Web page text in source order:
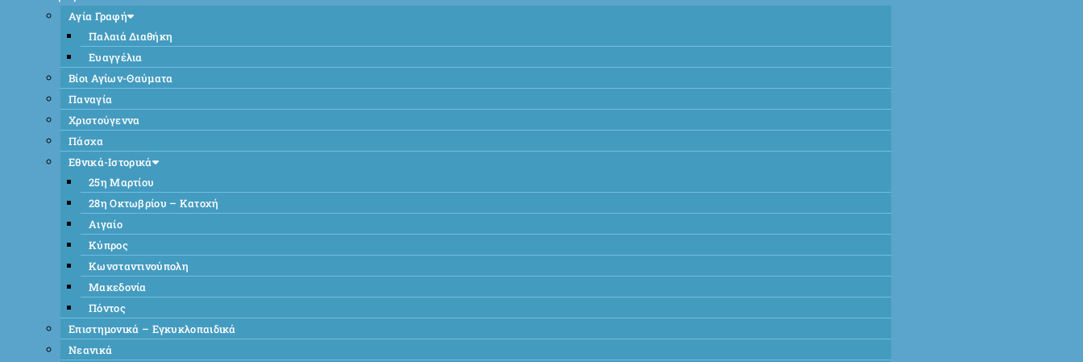
Αγία Γραφή
Παλαιά Διαθήκη
Ευαγγέλια
Βίοι Αγίων-Θαύματα
Παναγία
Χριστούγεννα
Πάσχα
Εθνικά-Ιστορικά
25η Μαρτίου
28η Οκτωβρίου – Κατοχή
Αιγαίο
Κύπρος
Κωνσταντινούπολη
Μακεδονία
Πόντος
Επιστημονικά – Εγκυκλοπαιδικά
Νεανικά